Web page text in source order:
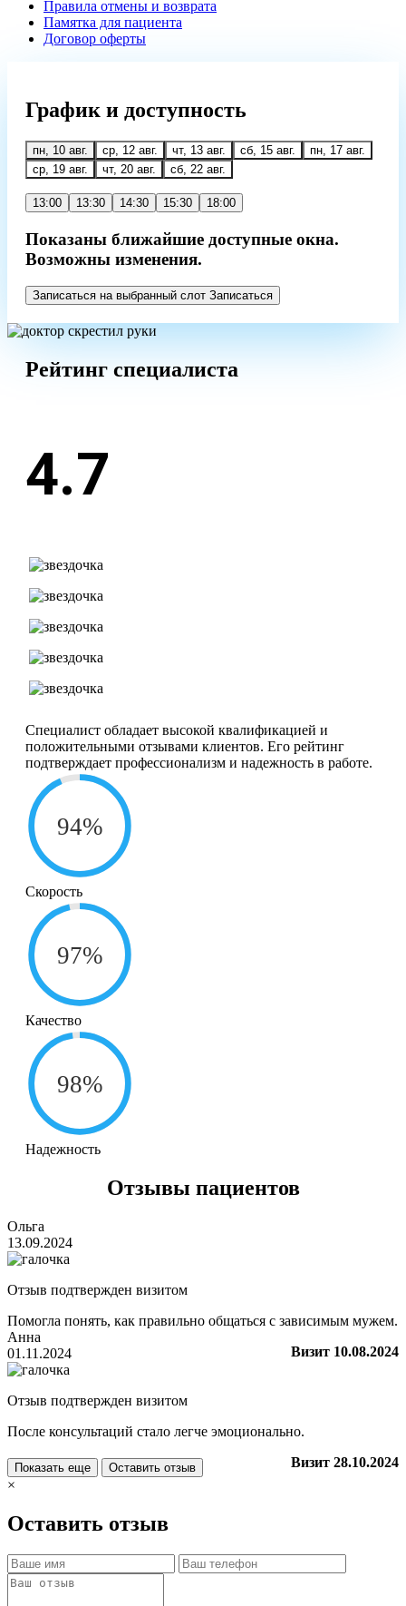
Правила отмены и возврата
Памятка для пациента
Договор оферты
График и доступность
пн, 10 авг. ср, 12 авг. чт, 13 авг. сб, 15 авг.
пн, 17 авг.
ср, 19 авг.
чт, 20 авг. сб, 22 авг.
13:00 13:30 14:30 15:30 18:00
Показаны ближайшие доступные окна.
Возможны изменения.
Записаться на выбранный слот Записаться
Рейтинг специалиста
4.7
Специалист обладает высокой квалификацией и
положительными отзывами клиентов. Его рейтинг
подтверждает профессионализм и надежность в работе.
94%
Скорость
97%
Качество
98%
Надежность
Отзывы пациентов
Ольга
13.09.2024
Отзыв подтвержден визитом
Помогла понять, как правильно общаться с зависимым мужем.
Визит 10.08.2024
Анна
01.11.2024
Отзыв подтвержден визитом
После консультаций стало легче эмоционально.
Визит 28.10.2024
Показать еще Оставить отзыв
×
Оставить отзыв